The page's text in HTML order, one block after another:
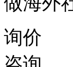
询价